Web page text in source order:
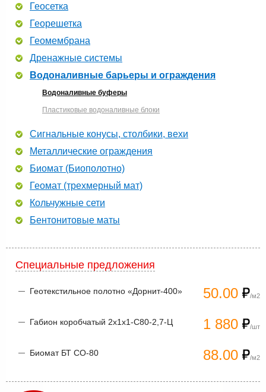
Геосетка
Георешетка
Геомембрана
Дренажные системы
Водоналивные барьеры и ограждения
Водоналивные буферы
Пластиковые водоналивные блоки
Сигнальные конусы, столбики, вехи
Металлические ограждения
Биомат (Биополотно)
Геомат (трехмерный мат)
Кольчужные сети
Бентонитовые маты
Специальные предложения
50.00 /м2
Геотекстильное полотно «Дорнит-400»
1 880 /шт
Габион коробчатый 2х1х1-С80-2,7-Ц
88.00 /м2
Биомат БТ СО-80